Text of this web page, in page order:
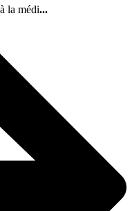
la médi...